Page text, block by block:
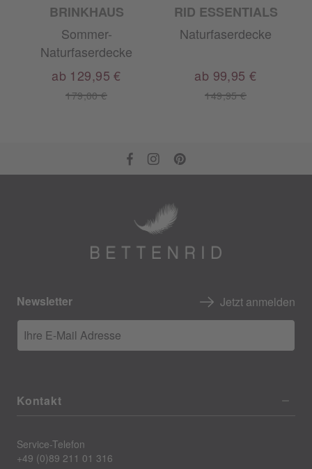
BRINKHAUS
Sommer-
Naturfaserdecke
179,00 €
ab 129,95 €
RID ESSENTIALS
Naturfaserdecke
149,95 €
ab 99,95 €
Newsletter Jetzt anmelden
Ihre E-Mail Adresse
Kontakt
Service-Telefon
+49 (0)89 211 01 316